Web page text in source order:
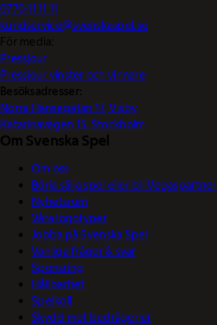
0770-11 11 11
kundservice@svenskaspel.se
För media:
Pressjour
Pressjour vinster och vinnare
Besöksadresser:
Norra Hansegatan 17, Visby
Katarinavägen 15, Stockholm
Om Svenska Spel
Om oss
Börja sälja spel eller bli Vegaspartner
Nyhetsrum
Våra logotyper
Jobba på Svenska Spel
Vanliga frågor & svar
Sponsring
Hållbarhet
Spelkoll
Skydd mot bedrägerier